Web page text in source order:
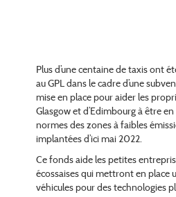
Plus d’une centaine de taxis ont
au GPL dans le cadre d’une
mise en place pour aider les
Glasgow et d’Edimbourg à être
normes des zones à faibles
implantées d’ici mai 2022.
Ce fonds aide les petites
écossaises qui mettront en place
véhicules pour des technologies